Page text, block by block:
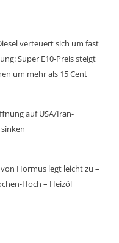
verteuert sich um fast
Super E10-Preis steigt
um mehr als 15 Cent
auf USA/Iran-
Hormus legt leicht zu –
Hoch – Heizöl